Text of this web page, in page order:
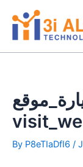
By P8eTIaDfI6 /